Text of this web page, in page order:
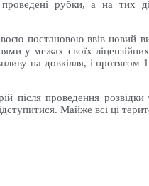
рубки, а на тих
постановою ввів новий
у межах своїх
на довкілля, і
після проведення
Майже всі ці